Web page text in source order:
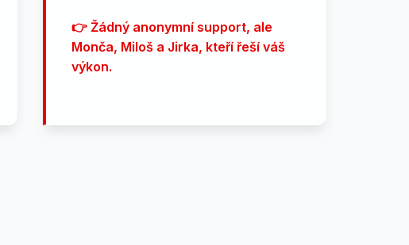
👉 Žádný anonymní support, ale
Monča, Miloš a Jirka, kteří řeší váš
výkon.